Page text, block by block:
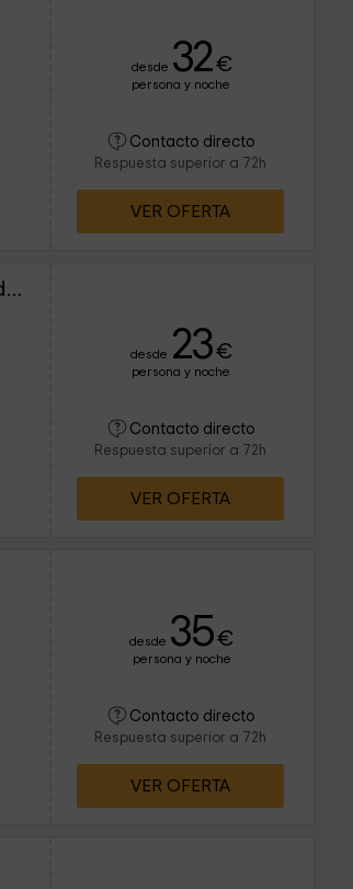
desde 32€
persona y noche
Contacto directo
Respuesta superior a 72h
VER OFERTA
Casa Marzo - Apartamento Alcanadre
desde 23€
persona y noche
Contacto directo
Respuesta superior a 72h
VER OFERTA
desde 35€
persona y noche
Contacto directo
Respuesta superior a 72h
VER OFERTA